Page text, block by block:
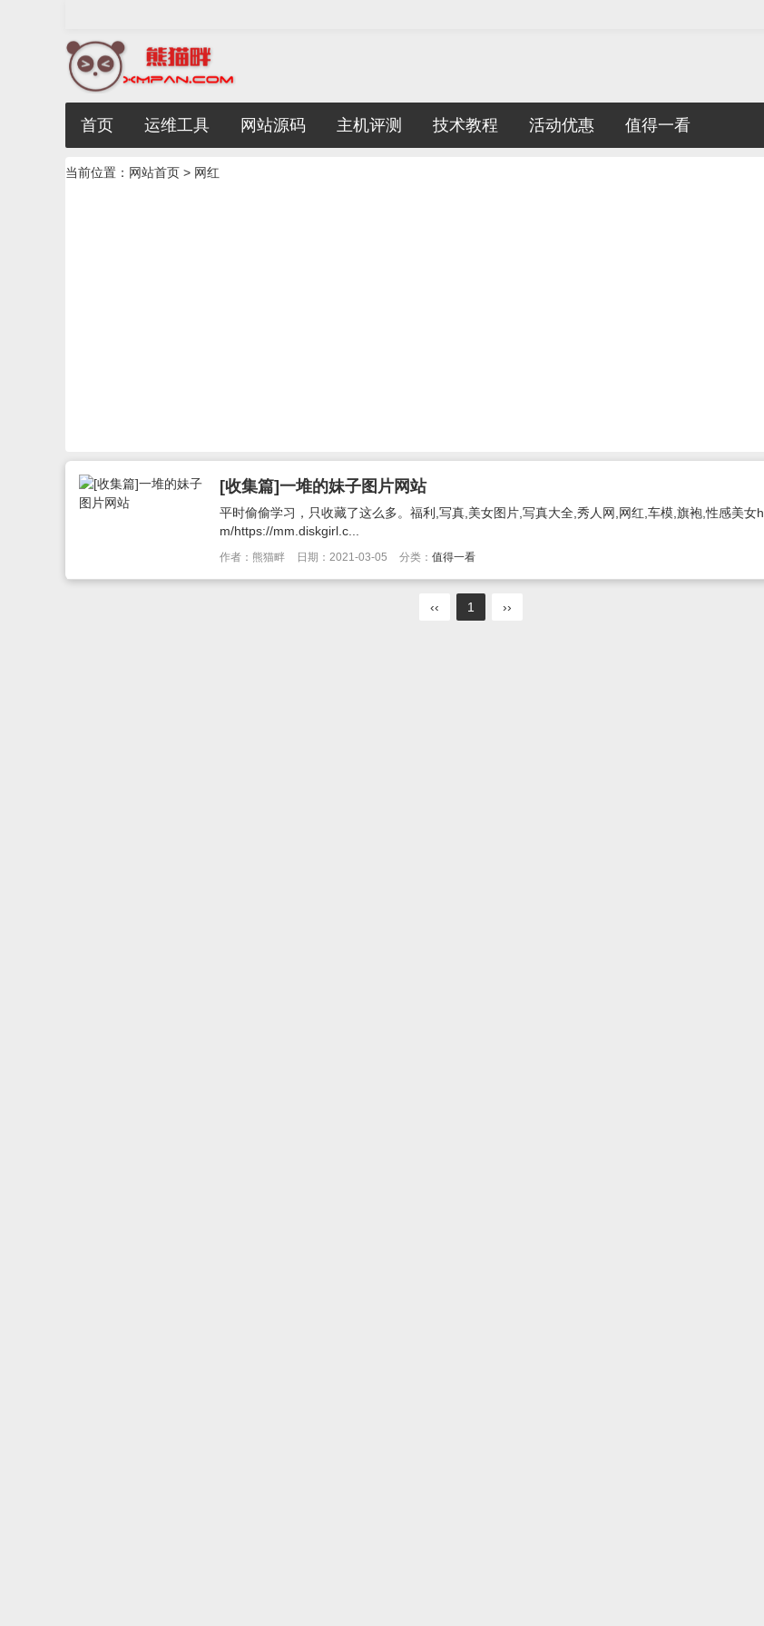
首页 运维工具 网站源码 主机评测 技术教程 活动优惠 值得一看
当前位置： 网站首页 > 网红
[收集篇]一堆的妹子图片网站
平时偷偷学习，只收藏了这么多。福利,写真,美女图片,写真大全,秀人网,网红,车模,旗袍,性感美女
m/https://mm.diskgirl.c...
作者：熊猫畔 日期：2021-03-05 分类： 值得一看
‹‹ 1 ››